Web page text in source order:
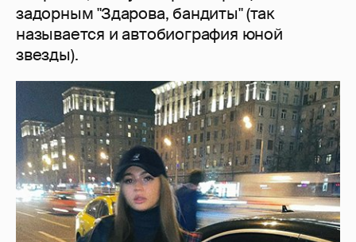
задорным "Здарова, бандиты" (так
называется и автобиография юной
звезды).